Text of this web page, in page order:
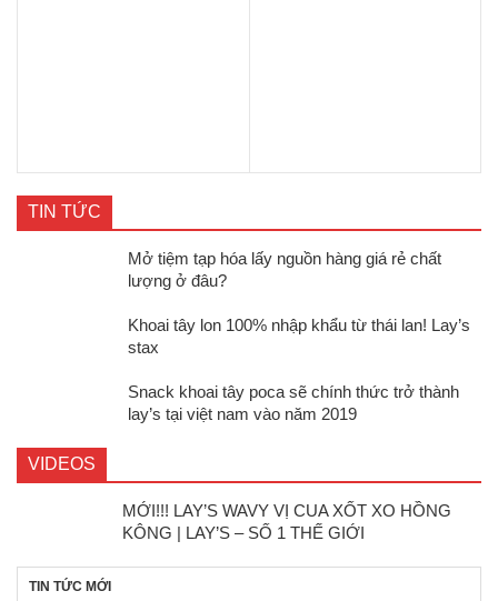
TIN TỨC
Mở tiệm tạp hóa lấy nguồn hàng giá rẻ chất
lượng ở đâu?
Khoai tây lon 100% nhập khẩu từ thái lan! Lay’s
stax
Snack khoai tây poca sẽ chính thức trở thành
lay’s tại việt nam vào năm 2019
VIDEOS
MỚI!!! LAY’S WAVY VỊ CUA XỐT XO HỒNG
KÔNG | LAY’S – SỐ 1 THẾ GIỚI
TIN TỨC MỚI